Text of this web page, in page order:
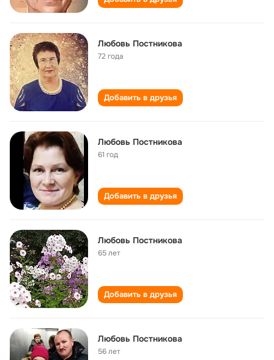
Любовь Постникова
72 года
Добавить в друзья
Любовь Постникова
61 год
Добавить в друзья
Любовь Постникова
65 лет
Добавить в друзья
Любовь Постникова
56 лет